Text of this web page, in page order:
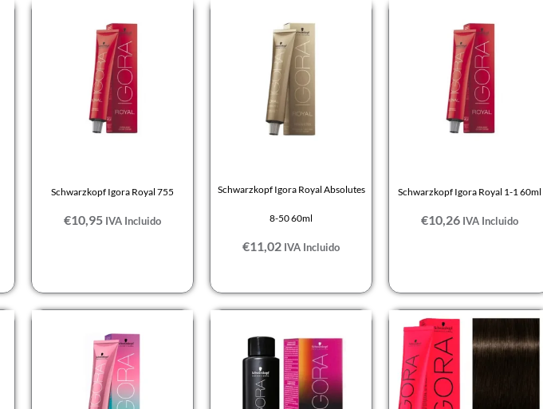
Schwarzkopf Igora Royal 755
€10,95 IVA Incluido
Schwarzkopf Igora Royal Absolutes
8-50 60ml
€11,02 IVA Incluido
Schwarzkopf Igora Royal 1-1 60ml
€10,26 IVA Incluido